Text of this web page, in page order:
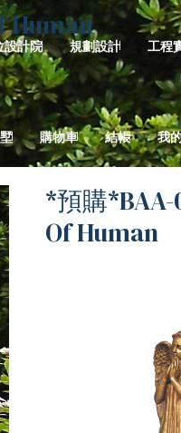
設計院 規劃設計 工程
購物車 結帳 我
Human
*預購
Of Human